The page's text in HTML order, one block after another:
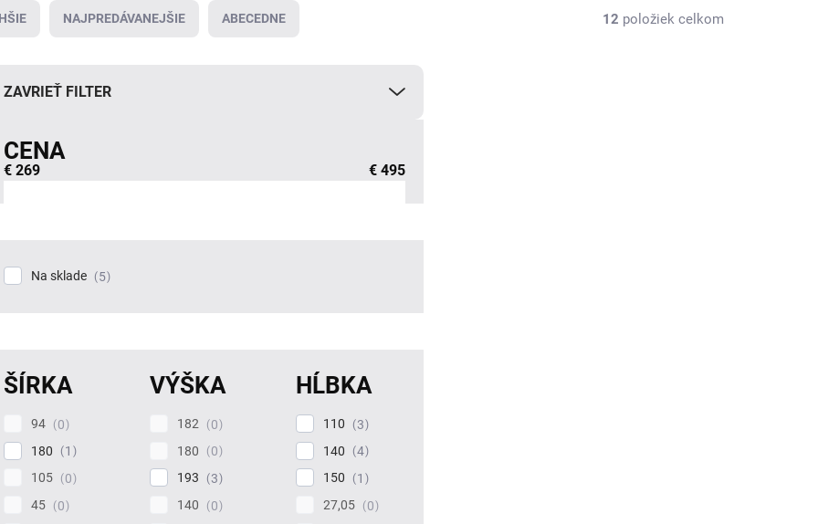
NAJPREDÁVANEJŠIE ABECEDNE 12 položiek celkom
ZAVRIEŤ FILTER
CENA
€ 269 € 495
Na sklade 5
ŠÍRKA
94
0
180
1
105
0
45
0
VÝŠKA
182
0
180
0
193
3
140
0
HĹBKA
110
3
140
4
150
1
27,05
0